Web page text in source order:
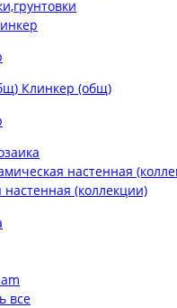
Клинкер (общ)
настенная (коллекции)
все